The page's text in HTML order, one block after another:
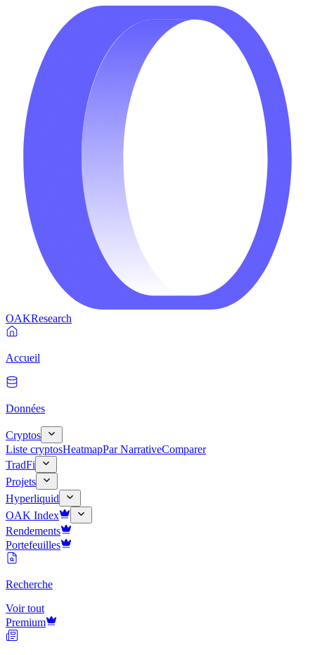
OAKResearch
Accueil
Données
Cryptos
Liste cryptosHeatmapPar NarrativeComparer
TradFi
Projets
Hyperliquid
OAK Index
Rendements
Portefeuilles
Recherche
Voir tout
Premium